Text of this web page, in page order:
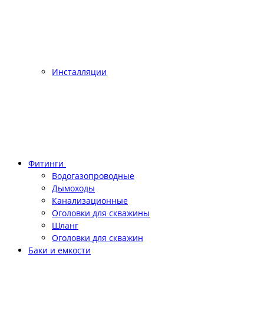
Инсталляции
Фитинги
Водогазопроводные
Дымоходы
Канализационные
Оголовки для скважины
Шланг
Оголовки для скважин
Баки и емкости